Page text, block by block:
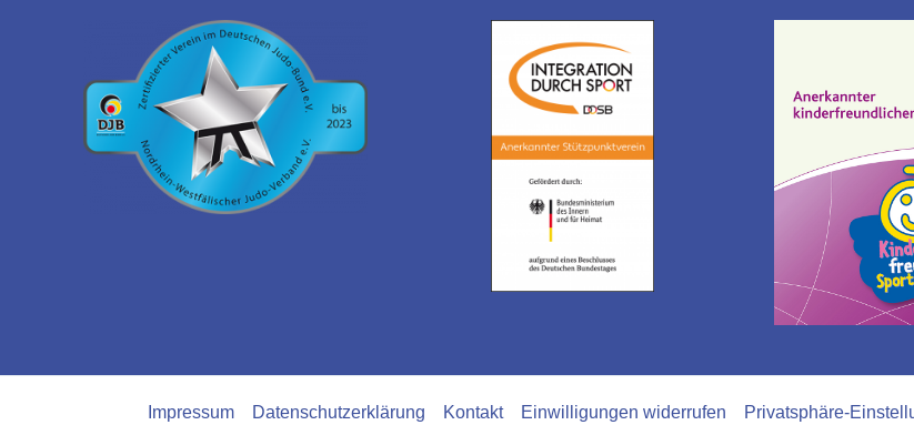
Impressum Datenschutzerklärung Kontakt Einwilligungen widerrufen Privatsphäre-